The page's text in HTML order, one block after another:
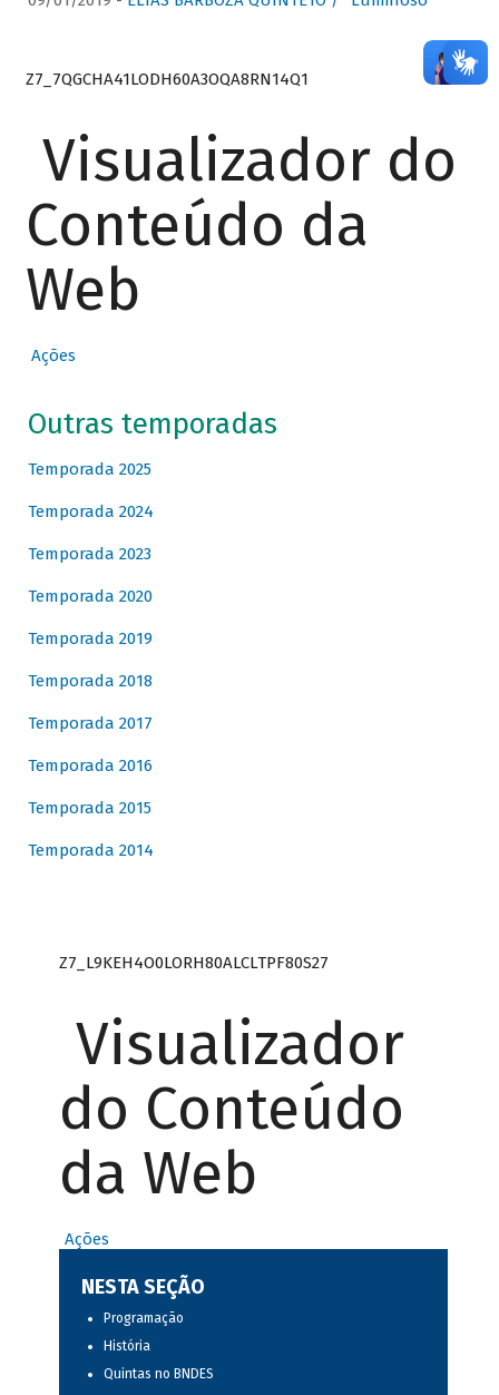
Z7_7QGCHA41LODH60A3OQA8RN14Q1
Visualizador do
Conteúdo da
Web
Ações
Outras temporadas
Temporada 2025
Temporada 2024
Temporada 2023
Temporada 2020
Temporada 2019
Temporada 2018
Temporada 2017
Temporada 2016
Temporada 2015
Temporada 2014
Z7_L9KEH4O0LORH80ALCLTPF80S27
Visualizador
do Conteúdo
da Web
Ações
NESTA SEÇÃO
Programação
História
Quintas no BNDES